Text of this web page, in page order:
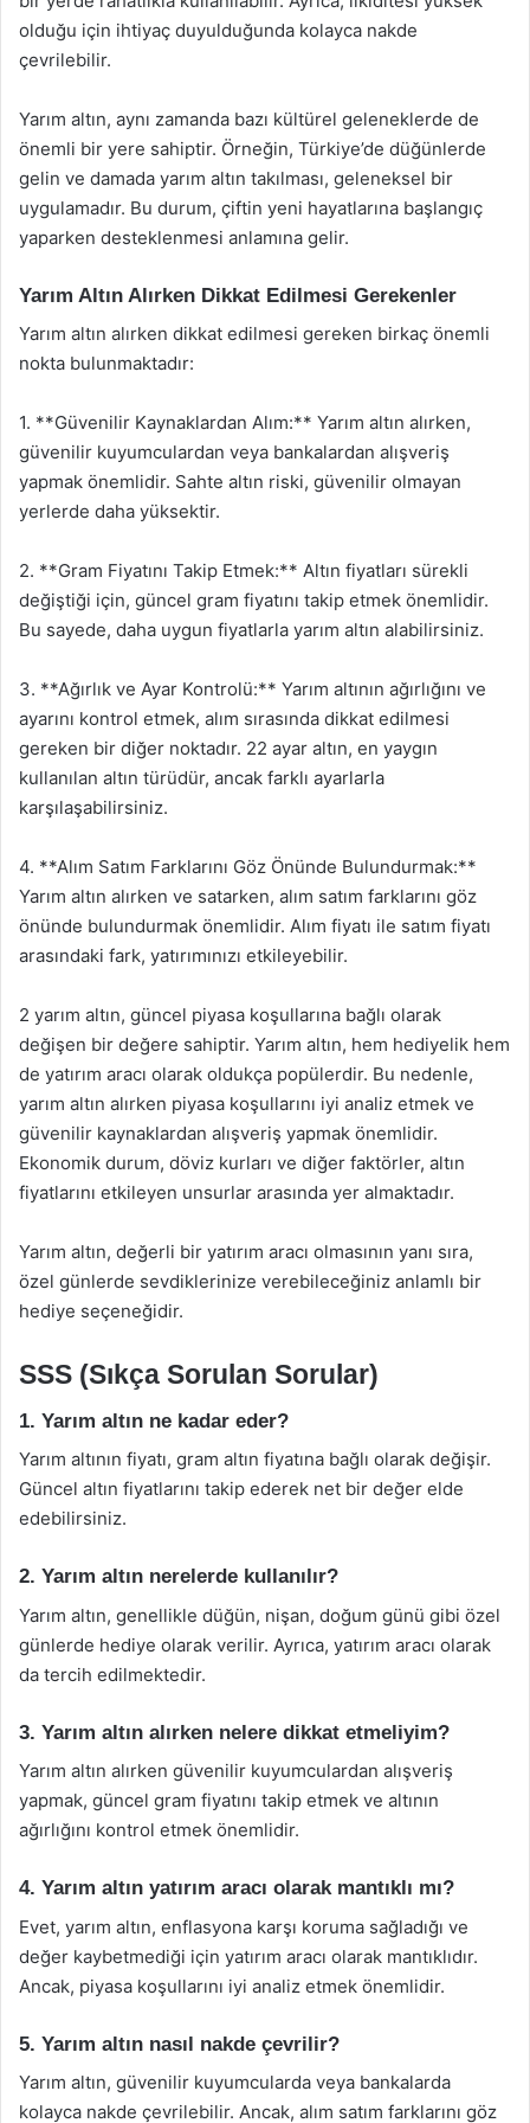
olduğu için ihtiyaç duyulduğunda kolayca nakde
çevrilebilir.
Yarım altın, aynı zamanda bazı kültürel geleneklerde de
önemli bir yere sahiptir. Örneğin, Türkiye’de düğünlerde
gelin ve damada yarım altın takılması, geleneksel bir
uygulamadır. Bu durum, çiftin yeni hayatlarına başlangıç
yaparken desteklenmesi anlamına gelir.
Yarım Altın Alırken Dikkat Edilmesi Gerekenler
Yarım altın alırken dikkat edilmesi gereken birkaç önemli
nokta bulunmaktadır:
1. **Güvenilir Kaynaklardan Alım:** Yarım altın alırken,
güvenilir kuyumculardan veya bankalardan alışveriş
yapmak önemlidir. Sahte altın riski, güvenilir olmayan
yerlerde daha yüksektir.
2. **Gram Fiyatını Takip Etmek:** Altın fiyatları sürekli
değiştiği için, güncel gram fiyatını takip etmek önemlidir.
Bu sayede, daha uygun fiyatlarla yarım altın alabilirsiniz.
3. **Ağırlık ve Ayar Kontrolü:** Yarım altının ağırlığını ve
ayarını kontrol etmek, alım sırasında dikkat edilmesi
gereken bir diğer noktadır. 22 ayar altın, en yaygın
kullanılan altın türüdür, ancak farklı ayarlarla
karşılaşabilirsiniz.
4. **Alım Satım Farklarını Göz Önünde Bulundurmak:**
Yarım altın alırken ve satarken, alım satım farklarını göz
önünde bulundurmak önemlidir. Alım fiyatı ile satım fiyatı
arasındaki fark, yatırımınızı etkileyebilir.
2 yarım altın, güncel piyasa koşullarına bağlı olarak
değişen bir değere sahiptir. Yarım altın, hem hediyelik hem
de yatırım aracı olarak oldukça popülerdir. Bu nedenle,
yarım altın alırken piyasa koşullarını iyi analiz etmek ve
güvenilir kaynaklardan alışveriş yapmak önemlidir.
Ekonomik durum, döviz kurları ve diğer faktörler, altın
fiyatlarını etkileyen unsurlar arasında yer almaktadır.
Yarım altın, değerli bir yatırım aracı olmasının yanı sıra,
özel günlerde sevdiklerinize verebileceğiniz anlamlı bir
hediye seçeneğidir.
SSS (Sıkça Sorulan Sorular)
1. Yarım altın ne kadar eder?
Yarım altının fiyatı, gram altın fiyatına bağlı olarak değişir.
Güncel altın fiyatlarını takip ederek net bir değer elde
edebilirsiniz.
2. Yarım altın nerelerde kullanılır?
Yarım altın, genellikle düğün, nişan, doğum günü gibi özel
günlerde hediye olarak verilir. Ayrıca, yatırım aracı olarak
da tercih edilmektedir.
3. Yarım altın alırken nelere dikkat etmeliyim?
Yarım altın alırken güvenilir kuyumculardan alışveriş
yapmak, güncel gram fiyatını takip etmek ve altının
ağırlığını kontrol etmek önemlidir.
4. Yarım altın yatırım aracı olarak mantıklı mı?
Evet, yarım altın, enflasyona karşı koruma sağladığı ve
değer kaybetmediği için yatırım aracı olarak mantıklıdır.
Ancak, piyasa koşullarını iyi analiz etmek önemlidir.
5. Yarım altın nasıl nakde çevrilir?
Yarım altın, güvenilir kuyumcularda veya bankalarda
kolayca nakde çevrilebilir. Ancak, alım satım farklarını göz